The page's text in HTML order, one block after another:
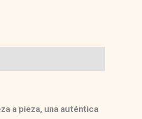
a pieza, una auténtica